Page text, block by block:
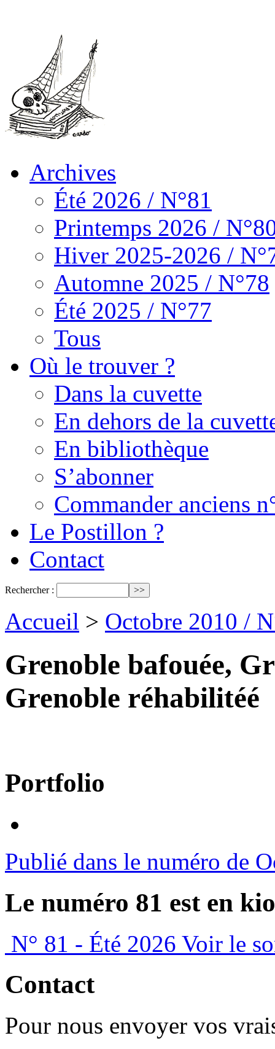
Archives
Été 2026 / N°81
Printemps 2026 /
Hiver 2025-2026 /
Automne 2025 / N°78
Été 2025 / N°77
Tous
Où le trouver ?
Dans la cuvette
En dehors de la
En bibliothèque
S’abonner
Commander anciens
Le Postillon ?
Contact
Rechercher :
Accueil > Octobre 2010 /
Grenoble bafouée,
Grenoble réhabilitéé
Portfolio
Publié dans le numéro de
Le numéro 81 est en
N° 81 - Été 2026 Voir le
Contact
Pour nous envoyer vos